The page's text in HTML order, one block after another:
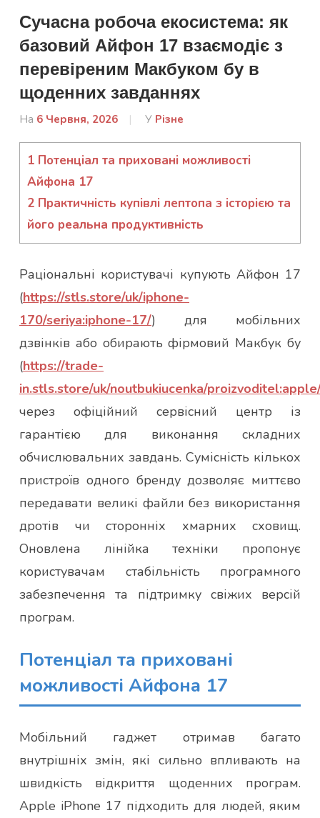
Сучасна робоча екосистема: як
базовий Айфон 17 взаємодіє з
перевіреним Макбуком бу в
щоденних завданнях
На 6 Червня, 2026
Від
У Різне
1 Потенціал та приховані можливості
Айфона 17
2 Практичність купівлі лептопа з історією та
його реальна продуктивність
Раціональні користувачі купують Айфон 17
(https://stls.store/uk/iphone-
170/seriya:iphone-17/) для мобільних
дзвінків або обирають фірмовий Макбук бу
(https://trade-
in.stls.store/uk/noutbukiucenka/
через офіційний сервісний центр із
гарантією для виконання складних
обчислювальних завдань. Сумісність кількох
пристроїв одного бренду дозволяє миттєво
передавати великі файли без використання
дротів чи сторонніх хмарних сховищ.
Оновлена лінійка техніки пропонує
користувачам стабільність програмного
забезпечення та підтримку свіжих версій
програм.
Потенціал та приховані
можливості Айфона 17
Мобільний гаджет отримав багато
внутрішніх змін, які сильно впливають на
швидкість відкриття щоденних програм.
Apple iPhone 17 підходить для людей, яким